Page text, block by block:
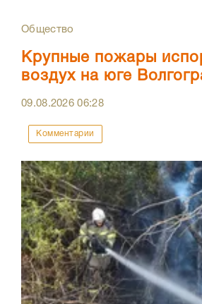
Общество
Крупные пожары
воздух на юге
09.08.202606:28
Комментарии